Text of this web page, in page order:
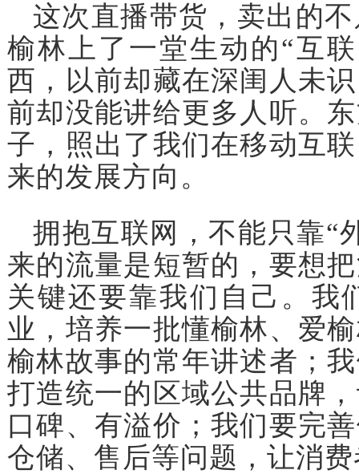
这次直播带货，卖出的
榆林上了一堂生动的“互
西，以前却藏在深闺人未
前却没能讲给更多人听。
子，照出了我们在移动互
来的发展方向。
拥抱互联网，不能只靠“
来的流量是短暂的，要想
关键还要靠我们自己。我
业，培养一批懂榆林、爱
榆林故事的常年讲述者；
打造统一的区域公共品牌
口碑、有溢价；我们要完
仓储、售后等问题，让消